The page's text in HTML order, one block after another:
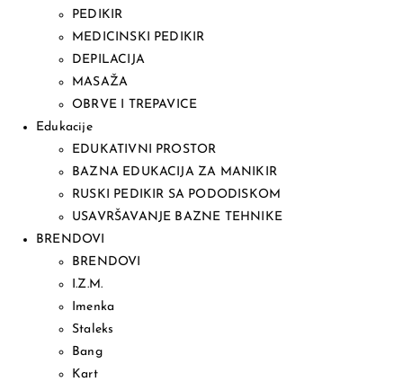
PEDIKIR
MEDICINSKI PEDIKIR
DEPILACIJA
MASAŽA
OBRVE I TREPAVICE
Edukacije
EDUKATIVNI PROSTOR
BAZNA EDUKACIJA ZA MANIKIR
RUSKI PEDIKIR SA PODODISKOM
USAVRŠAVANJE BAZNE TEHNIKE
BRENDOVI
BRENDOVI
I.Z.M.
Imenka
Staleks
Bang
Kart